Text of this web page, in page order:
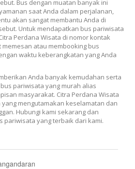
Bus dengan muatan banyak ini
saat Anda dalam perjalanan,
akan sangat membantu Anda di
Untuk mendapatkan bus pariwisata
Perdana Wisata di nomor kontak
atau membooking bus
waktu keberangkatan yang Anda
Anda banyak kemudahan serta
pariwisata yang murah alias
masyarakat. Citra Perdana Wisata
mengutamakan keselamatan dan
Hubungi kami sekarang dan
pariwisata yang terbaik dari kami.